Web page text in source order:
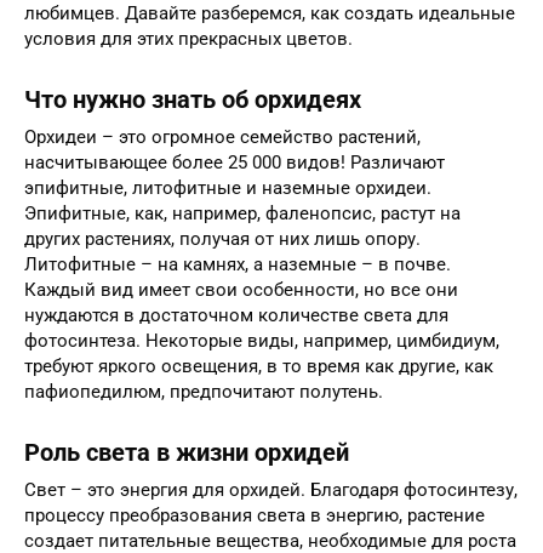
любимцев. Давайте разберемся, как создать идеальные
условия для этих прекрасных цветов.
Что нужно знать об орхидеях
Орхидеи – это огромное семейство растений,
насчитывающее более 25 000 видов! Различают
эпифитные, литофитные и наземные орхидеи.
Эпифитные, как, например, фаленопсис, растут на
других растениях, получая от них лишь опору.
Литофитные – на камнях, а наземные – в почве.
Каждый вид имеет свои особенности, но все они
нуждаются в достаточном количестве света для
фотосинтеза. Некоторые виды, например, цимбидиум,
требуют яркого освещения, в то время как другие, как
пафиопедилюм, предпочитают полутень.
Роль света в жизни орхидей
Свет – это энергия для орхидей. Благодаря фотосинтезу,
процессу преобразования света в энергию, растение
создает питательные вещества, необходимые для роста